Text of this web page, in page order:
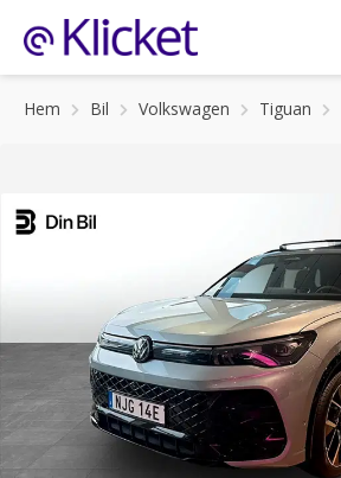
Hem Bil Volkswagen Tiguan